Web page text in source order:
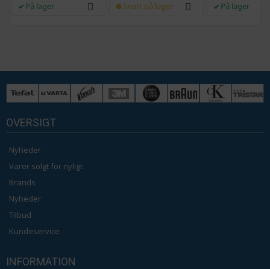
På lager Snart på lager På lager
OVERSIGT
Nyheder
Varer solgt for nyligt
Brands
Nyheder
Tilbud
Kundeservice
INFORMATION